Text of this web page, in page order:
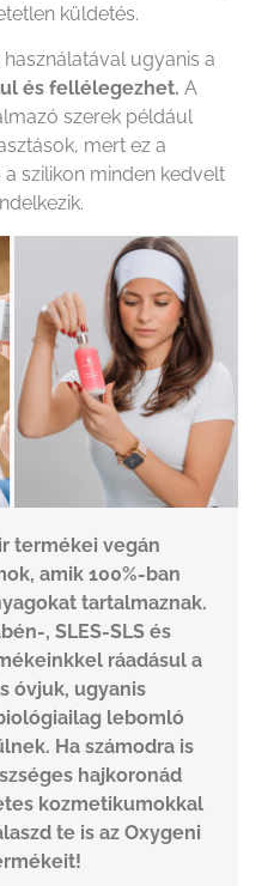
küldetés.
ugyanis a
és fellélegezhet. A
szerek például
mert ez a
a szilikon minden kedvelt
termékei vegán
amik 100%-ban
tartalmaznak.
, SLES-SLS és
ráadásul a
óvjuk, ugyanis
lebomló
Ha számodra is
hajkoronád
kozmetikumokkal
te is az Oxygeni